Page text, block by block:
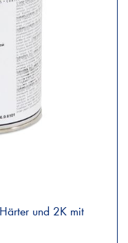
und 2K mit